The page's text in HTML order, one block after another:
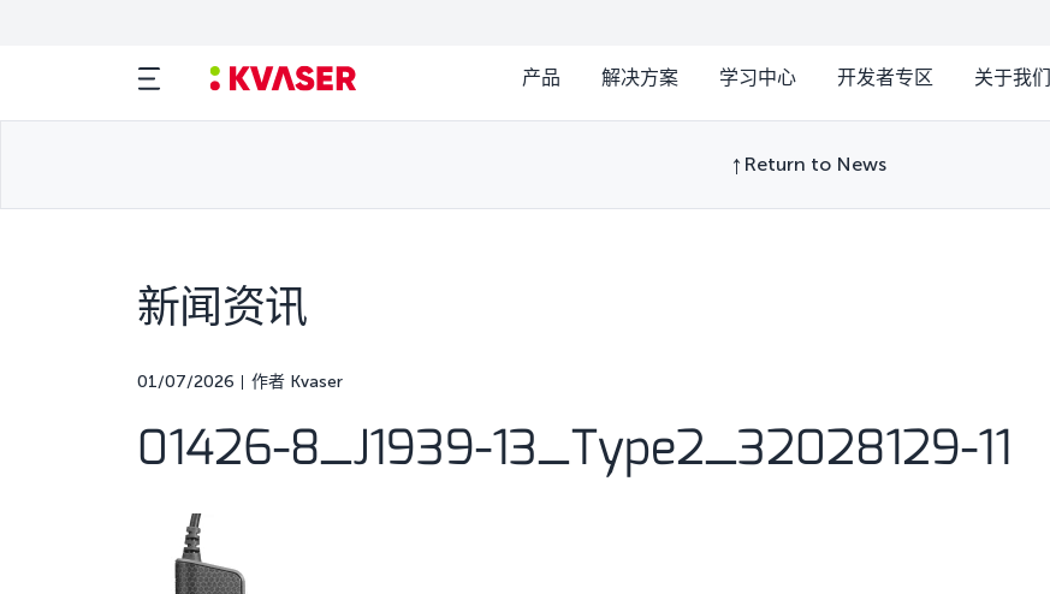
产品 解决方案 学习中心 开发者专区 关于我们
Return to News
新闻资讯
01/07/2026 作者 Kvaser
01426-8_J1939-13_Type2_32028129-11